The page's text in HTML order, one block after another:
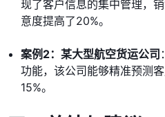
现了客户信息的集中管理，
意度提高了20%。
案例2：某大型航空货运公司
功能，该公司能够精准预测
15%。